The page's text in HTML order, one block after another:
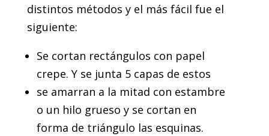
distintos métodos y el más fácil fue el
siguiente:
Se cortan rectángulos con papel
crepe. Y se junta 5 capas de estos
se amarran a la mitad con estambre
o un hilo grueso y se cortan en
forma de triángulo las esquinas.